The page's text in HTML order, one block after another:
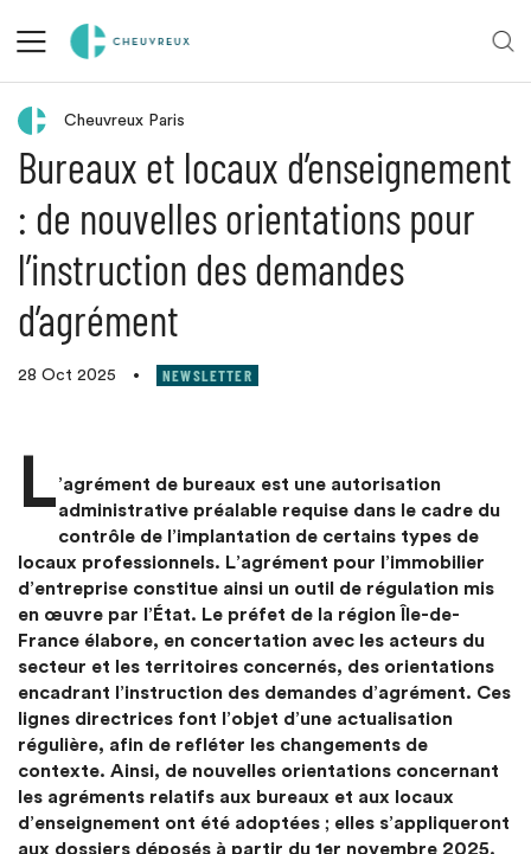
Retour aux actualités
Cheuvreux Paris
Bureaux et locaux d’enseignement
: de nouvelles orientations pour
l’instruction des demandes
d’agrément
28 Oct 2025 • NEWSLETTER
L’agrément de bureaux est une autorisation
administrative préalable requise dans le cadre du
contrôle de l’implantation de certains types de
locaux professionnels. L’agrément pour l’immobilier
d’entreprise constitue ainsi un outil de régulation mis
en œuvre par l’État. Le préfet de la région Île-de-
France élabore, en concertation avec les acteurs du
secteur et les territoires concernés, des orientations
encadrant l’instruction des demandes d’agrément. Ces
lignes directrices font l’objet d’une actualisation
régulière, afin de refléter les changements de
contexte. Ainsi, de nouvelles orientations concernant
les agréments relatifs aux bureaux et aux locaux
d’enseignement ont été adoptées ; elles s’appliqueront
aux dossiers déposés à partir du 1er novembre 2025.